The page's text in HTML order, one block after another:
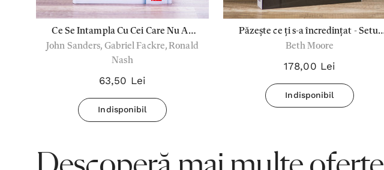
Ce Se Intampla Cu Cei Care Nu Au
Auzit
John Sanders, Gabriel Fackre, Ronald
Nash
63,50 Lei
Indisponibil
Păzește ce ți s-a încredințat - Setul
Liderului
Beth Moore
178,00 Lei
Indisponibil